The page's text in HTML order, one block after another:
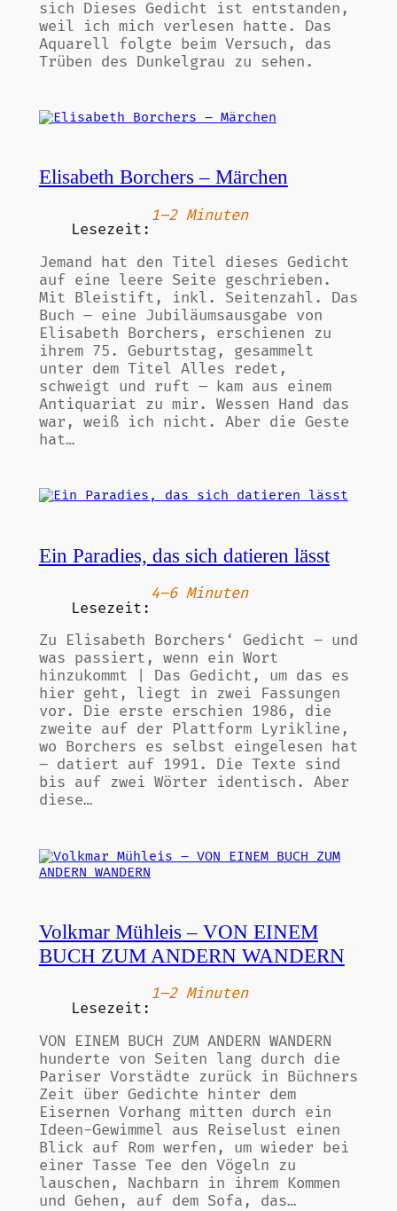
sich Dieses Gedicht ist entstanden,
weil ich mich verlesen hatte. Das
Aquarell folgte beim Versuch, das
Trüben des Dunkelgrau zu sehen.
Elisabeth Borchers – Märchen
Lesezeit:
1–2 Minuten
Jemand hat den Titel dieses Gedicht
auf eine leere Seite geschrieben.
Mit Bleistift, inkl. Seitenzahl. Das
Buch – eine Jubiläumsausgabe von
Elisabeth Borchers, erschienen zu
ihrem 75. Geburtstag, gesammelt
unter dem Titel Alles redet,
schweigt und ruft – kam aus einem
Antiquariat zu mir. Wessen Hand das
war, weiß ich nicht. Aber die Geste
hat…
Ein Paradies, das sich datieren lässt
Lesezeit:
4–6 Minuten
Zu Elisabeth Borchers‘ Gedicht – und
was passiert, wenn ein Wort
hinzukommt | Das Gedicht, um das es
hier geht, liegt in zwei Fassungen
vor. Die erste erschien 1986, die
zweite auf der Plattform Lyrikline,
wo Borchers es selbst eingelesen hat
– datiert auf 1991. Die Texte sind
bis auf zwei Wörter identisch. Aber
diese…
Volkmar Mühleis – VON EINEM
BUCH ZUM ANDERN WANDERN
Lesezeit:
1–2 Minuten
VON EINEM BUCH ZUM ANDERN WANDERN
hunderte von Seiten lang durch die
Pariser Vorstädte zurück in Büchners
Zeit über Gedichte hinter dem
Eisernen Vorhang mitten durch ein
Ideen-Gewimmel aus Reiselust einen
Blick auf Rom werfen, um wieder bei
einer Tasse Tee den Vögeln zu
lauschen, Nachbarn in ihrem Kommen
und Gehen, auf dem Sofa, das…